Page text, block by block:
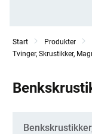
Start Produkter
Tvinger, Skrustikker,
Kategorier